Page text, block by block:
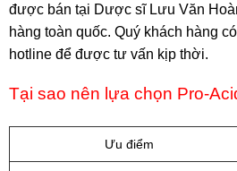
được bán tại Dược sĩ Lưu Văn
hàng toàn quốc. Quý khách hàng
hotline để được tư vấn kịp thời.
Tại sao nên lựa chọn Pro-
Ưu điểm